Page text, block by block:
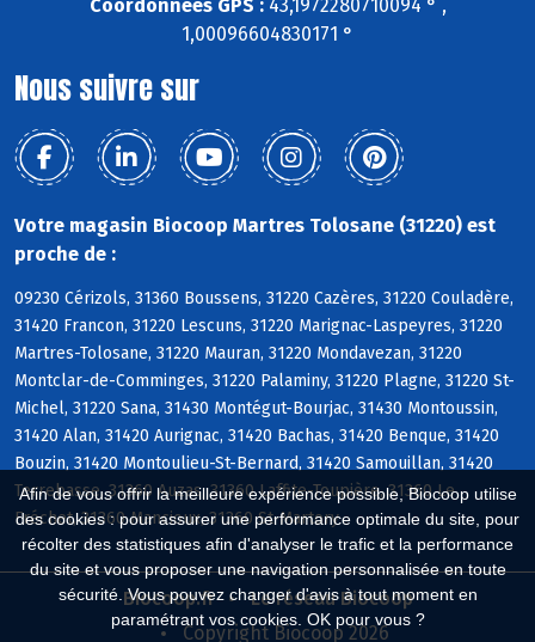
Afin de vous offrir la meilleure expérience possible, Biocoop utilise
des cookies : pour assurer une performance optimale du site, pour
récolter des statistiques afin d'analyser le trafic et la performance
du site et vous proposer une navigation personnalisée en toute
sécurité. Vous pouvez changer d'avis à tout moment en
paramétrant vos cookies. OK pour vous ?
Coordonnées GPS :43,1972280710094 ° ,
1,00096604830171 °
Nous suivre sur
Votre magasin Biocoop Martres Tolosane (31220) est
proche de :
09230 Cérizols, 31360 Boussens, 31220 Cazères, 31220 Couladère,
31420 Francon, 31220 Lescuns, 31220 Marignac-Laspeyres, 31220
Martres-Tolosane, 31220 Mauran, 31220 Mondavezan, 31220
Montclar-de-Comminges, 31220 Palaminy, 31220 Plagne, 31220 St-
Michel, 31220 Sana, 31430 Montégut-Bourjac, 31430 Montoussin,
31420 Alan, 31420 Aurignac, 31420 Bachas, 31420 Benque, 31420
Bouzin, 31420 Montoulieu-St-Bernard, 31420 Samouillan, 31420
Terrebasse, 31360 Auzas, 31360 Laffite-Toupière, 31360 Le
Fréchet, 31360 Mancioux, 31360 St-Martory
Biocoop.fr
Le réseau Biocoop
Copyright Biocoop 2026